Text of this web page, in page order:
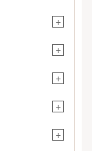
+
+
+
+
+